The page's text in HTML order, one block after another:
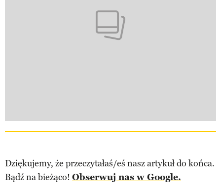
Dziękujemy, że przeczytałaś/eś nasz artykuł do końca.
Bądź na bieżąco! Obserwuj nas w Google.